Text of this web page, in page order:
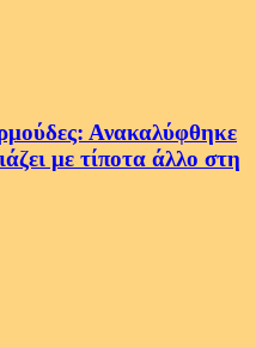
Ανακαλύφθηκε
με τίποτα άλλο στη